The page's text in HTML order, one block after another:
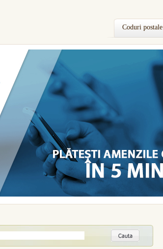
Coduri postale